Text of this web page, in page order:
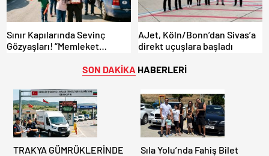
Sınır Kapılarında Sevinç
Gözyaşları! “Memleket
AJet, Köln/Bonn’dan Sivas’a
direkt uçuşlara başladı
SON DAKİKA HABERLERİ
TRAKYA GÜMRÜKLERİNDE
Sıla Yolu’nda Fahiş Bilet